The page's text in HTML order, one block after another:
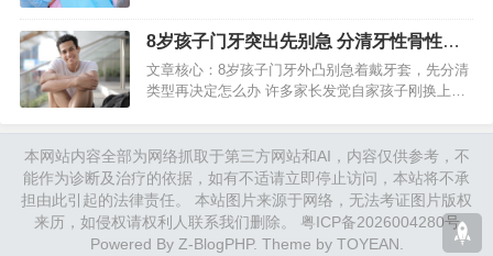
然有机会借由科学矫正去改进牙齿排列与咬合关
系。重点所在是要开展全…
8岁孩子门牙突出先别急 分清牙性骨性再
矫正
文章核心：8岁孩子门牙外凸别急着戴牙套，先分清
类型再决定怎么办 许多家长发觉自家孩子刚换上的
分门牙突出属于暂…
本网站内容全部为网络抓取于第三方网站和AI，内容仅供参考，不
能作为诊断及治疗的依据，如有不适请立即停止访问，本站将不承
担由此引起的法律责任。 本站图片来源于网络，无法考证图片版权
来历，如侵权请权利人联系我们删除。 粤ICP备2026004280号
Powered By Z-BlogPHP. Theme by TOYEAN